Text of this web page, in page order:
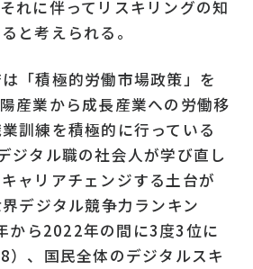
れに伴ってリスキリングの知
と考えられる。
「積極的労働市場政策」を
産業から成長産業への労働移
訓練を積極的に行っている
ジタル職の社会人が学び直し
ャリアチェンジする土台が
デジタル競争力ランキン
から2022年の間に3度3位に
、国民全体のデジタルスキ